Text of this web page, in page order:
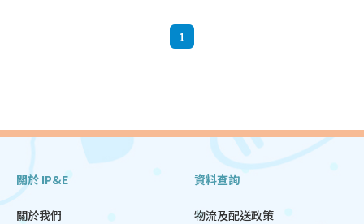
1
關於 IP&E
關於我們
資料查詢
物流及配送政策